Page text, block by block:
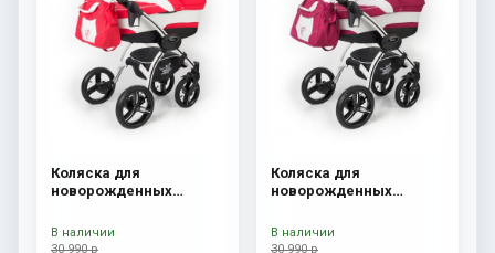
Коляска для
новорожденных
White) Red Lux
30 990 р
В наличии
Коляска для
новорожденных
White) Borduex
30 990 р
В наличии